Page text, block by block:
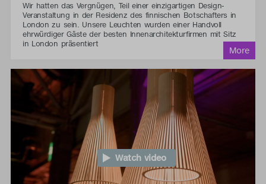
Wir hatten das Vergnügen, Teil einer einzigartigen Design-
Veranstaltung in der Residenz des finnischen Botschafters in
London zu sein. Unsere Leuchten wurden einer Handvoll
ehrwürdiger Gäste der besten Innenarchitekturfirmen mit Sitz
in London präsentiert
Watch video